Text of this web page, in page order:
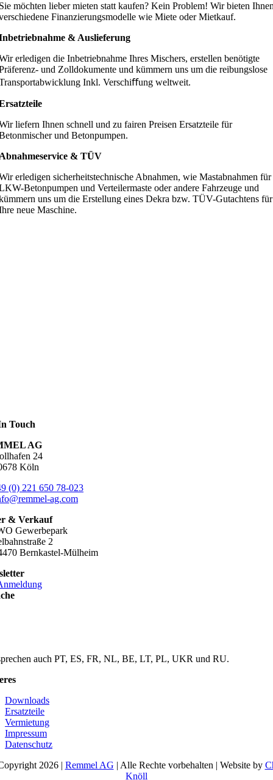
möchten lieber mieten statt kaufen? Kein Problem! Wir bieten
Finanzierungsmodelle wie Miete oder Mietkauf.
& Auslieferung
erledigen die Inbetriebnahme Ihres Mischers, erstellen benötigte
und Zolldokumente und kümmern uns um die reibungslose
Inkl. Verschiﬀung weltweit.
liefern Ihnen schnell und zu fairen Preisen Ersatzteile für
und Betonpumpen.
& TÜV
erledigen sicherheitstechnische Abnahmen, wie Mastabnahmen für
Betonpumpen und Verteilermaste oder andere Fahrzeuge und
uns um die Erstellung eines Dekra bzw. TÜV-Gutachtens für
neue Maschine.
Touch
AG
24
Köln
(0) 221 650 78-023
ag.com
& Verkauf
Gewerbepark
2
Bernkastel-Mülheim
auch PT, ES, FR, NL, BE, LT, PL, UKR und RU.
Downloads
Ersatzteile
Vermietung
Impressum
Datenschutz
2026 | Remmel AG | Alle Rechte vorbehalten | Website by
Knöll